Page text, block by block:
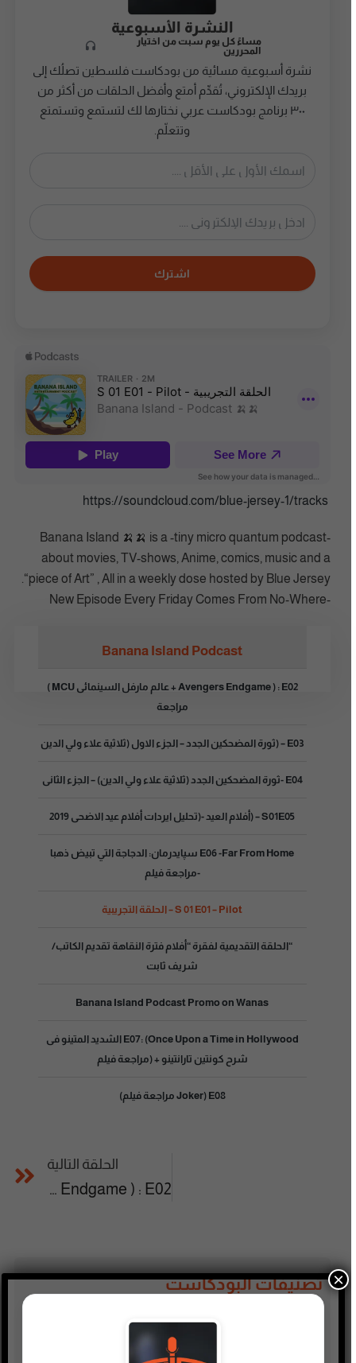
النشرة الأسبوعية
مساءً كل يوم سبت من اختيار
المحررين
نشرة أسبوعية مسائية من بودكاست فلسطين تصلُك إلى
بريدك الإلكتروني، تُقدِّم أمتع وأفضل الحلقات من أكثر من
٣٠٠ برنامج بودكاست عربي نختارها لك لتستمع وتستمتع
وتتعلّم.
اشترك
https://soundcloud.com/blue-jersey-1/tracks
Banana Island 🍌🍌 is a -tiny micro quantum podcast-
about movies, TV-shows, Anime, comics, music and a
“piece of Art” , All in a weekly dose hosted by Blue Jersey.
Banana Island Podcast
E02 : ( Avengers Endgame + عالم مارفل السينمائى MCU )
مراجعة
E03 – (ثورة المضحكين الجدد – الجزء الاول (ثلاثية علاء ولي الدين
E04 -ثورة المضحكين الجدد (ثلاثية علاء ولي الدين) – الجزء الثانى
S01E05 – (أفلام العيد -(تحليل ايردات أفلام عيد الاضحى 2019
E06 -Far From Home سپايدرمان: الدجاجة التي تبيض ذهبا
-مراجعة فيلم
S 01 E01 – Pilot – الحلقة التجريبية
“الحلقة التقديمية لفقرة “أفلام فترة النقاهة تقديم الكاتب/
شريف ثابت
Banana Island Podcast Promo on Wanas
E07: (Once Upon a Time in Hollywood الشديد المتينو فى
شرح كونتين تارانتينو + (مراجعة فيلم
E08 (Joker مراجعة فيلم)
الحلقة التالية
E02 : ( Avengers Endgame + عالم مارفل السينمائى MCU ) مراجعة
تصنيفات البودكاست ×